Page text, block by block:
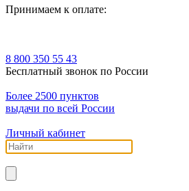
Принимаем к оплате:
8 800 350 55 43
Бесплатный звонок по России
Более 2500 пунктов
выдачи по всей России
Личный кабинет